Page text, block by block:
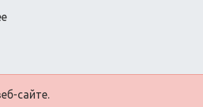
сайте.